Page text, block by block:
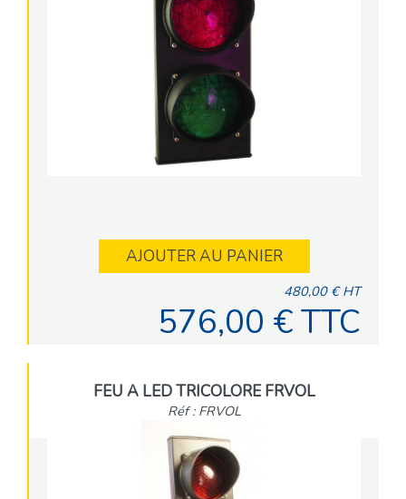
AJOUTER AU PANIER
480,00 € HT
576,00 € TTC
FEU A LED TRICOLORE FRVOL
Réf : FRVOL